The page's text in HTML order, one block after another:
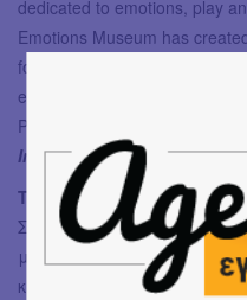
dedicated to emotions, play
Emotions Museum has
foreign families and groups
educator of the museum in the
Palace!”
Information & reservations:
ΤΟ ΜΙΚΡΟ ΠΩΛΗΤΗΡΙΟ ΤΟΥ
Στο μικρό πωλητήριο του
μπορείτε να βρείτε
κατασκευές και είδη του